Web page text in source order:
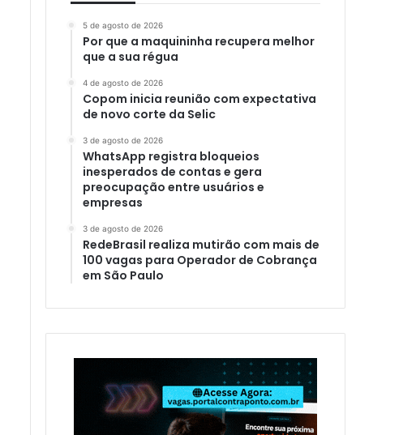
5 de agosto de 2026
Por que a maquininha recupera melhor
que a sua régua
4 de agosto de 2026
Copom inicia reunião com expectativa
de novo corte da Selic
3 de agosto de 2026
WhatsApp registra bloqueios
inesperados de contas e gera
preocupação entre usuários e
empresas
3 de agosto de 2026
RedeBrasil realiza mutirão com mais de
100 vagas para Operador de Cobrança
em São Paulo